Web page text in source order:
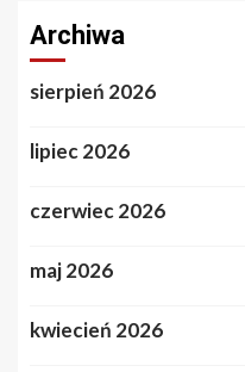
Archiwa
sierpień 2026
lipiec 2026
czerwiec 2026
maj 2026
kwiecień 2026